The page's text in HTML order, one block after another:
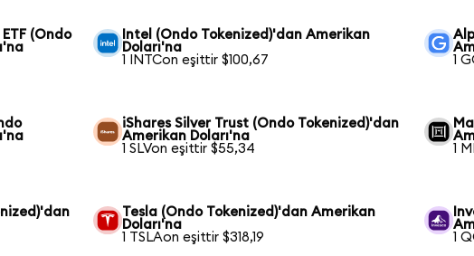
(Ondo
Intel (Ondo Tokenized)'dan Amerikan
Doları'na
1 INTCon eşittir $100,67
1
iShares Silver Trust (Ondo Tokenized)'dan
Amerikan Doları'na
1 SLVon eşittir $55,34
1
Tesla (Ondo Tokenized)'dan Amerikan
Doları'na
1 TSLAon eşittir $318,19
1